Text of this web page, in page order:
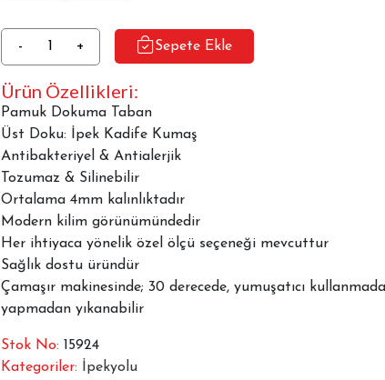
-
Dekoratif
Halı
Dokuma
Taban
İpekyolu
MVH-
1507
adet
+ Sepete Ekle
Ürün Özellikleri:
Pamuk Dokuma Taban
Üst Doku: İpek Kadife Kumaş
Antibakteriyel & Antialerjik
Tozumaz & Silinebilir
Ortalama 4mm kalınlıktadır
Modern kilim görünümündedir
Her ihtiyaca yönelik özel ölçü seçeneği mevcuttur
Sağlık dostu üründür
Çamaşır makinesinde; 30 derecede, yumuşatıcı
yapmadan yıkanabilir
Stok No: 15924
Kategoriler:
İpekyolu